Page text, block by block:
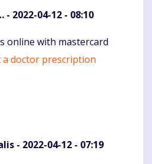
- 2022-04-12 - 08:10
online with mastercard
doctor prescription
- 2022-04-12 - 07:19